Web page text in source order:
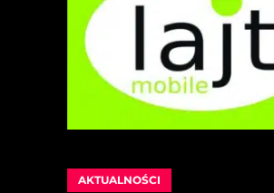
AKTUALNOŚCI